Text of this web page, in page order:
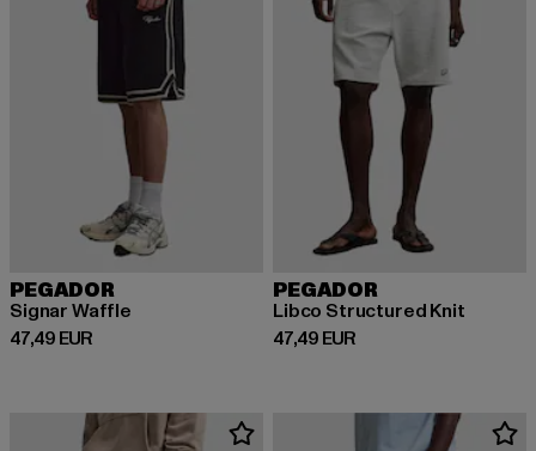
PEGADOR
Signar Waffle
47,49 EUR
Derzeitiger Preis: 47,49 EUR
PEGADOR
Libco Structured Knit
47,49 EUR
Derzeitiger Preis: 47,49 EUR